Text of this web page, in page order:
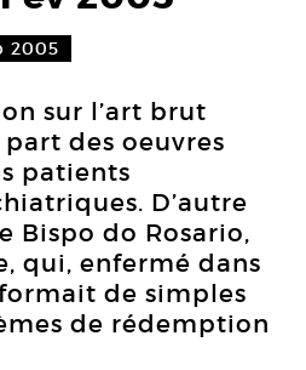
2005
sur l’art brut
part des oeuvres
patients
D’autre
Bispo do Rosario,
qui, enfermé dans
de simples
de rédemption